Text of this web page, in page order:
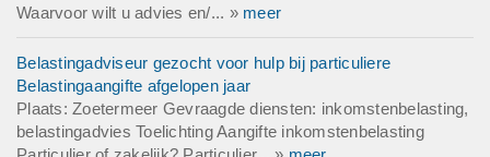
Waarvoor wilt u advies en/... » meer
Belastingadviseur gezocht voor hulp bij particuliere
Belastingaangifte afgelopen jaar
Plaats: Zoetermeer Gevraagde diensten: inkomstenbelasting,
belastingadvies Toelichting Aangifte inkomstenbelasting